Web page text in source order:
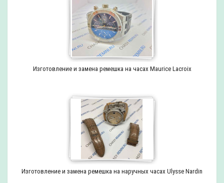
Изготовление и замена ремешка на часах Maurice Lacroix
Изготовление и замена ремешка на наручных часах Ulysse Nardin